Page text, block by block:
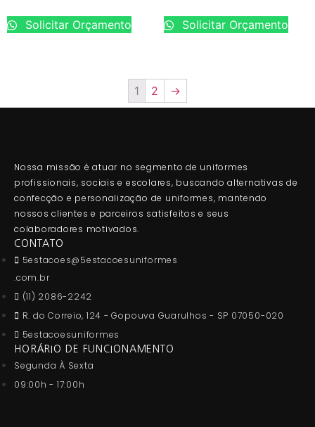
Solicitar Orçamento Solicitar Orçamento
1 2 →
Nossa missão é atuar no segmento de uniformes
profissionais, sociais e escolares, buscando alternativas de
confecção e personalização de uniformes, mantendo
nossos clientes e parceiros satisfeitos e seus
colaboradores motivados.
CONTATO
5estacoes@5estacoesuniformes
.com.br
(11) 2086-2242
R. do Correio, 124 - Gopouva Guarulhos - SP 07050-020
5estacoesuniformes
HORÁRIO DE FUNCIONAMENTO
Segunda À Sexta
09:00h - 17:00h